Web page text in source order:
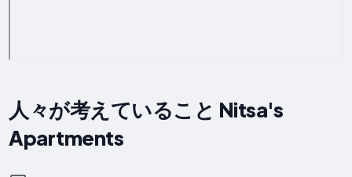
人々が考えていること Nitsa's
Apartments